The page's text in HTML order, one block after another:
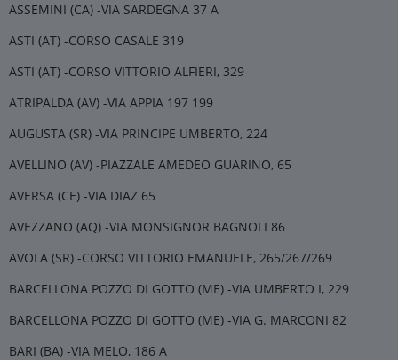
ASSEMINI (CA) -VIA SARDEGNA 37 A
ASTI (AT) -CORSO CASALE 319
ASTI (AT) -CORSO VITTORIO ALFIERI, 329
ATRIPALDA (AV) -VIA APPIA 197 199
AUGUSTA (SR) -VIA PRINCIPE UMBERTO, 224
AVELLINO (AV) -PIAZZALE AMEDEO GUARINO, 65
AVERSA (CE) -VIA DIAZ 65
AVEZZANO (AQ) -VIA MONSIGNOR BAGNOLI 86
AVOLA (SR) -CORSO VITTORIO EMANUELE, 265/267/269
BARCELLONA POZZO DI GOTTO (ME) -VIA UMBERTO I, 229
BARCELLONA POZZO DI GOTTO (ME) -VIA G. MARCONI 82
BARI (BA) -VIA MELO, 186 A